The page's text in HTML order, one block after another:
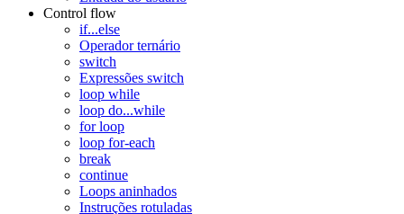
Control flow
if...else
Operador ternário
switch
Expressões switch
loop while
loop do...while
for loop
loop for-each
break
continue
Loops aninhados
Instruções rotuladas